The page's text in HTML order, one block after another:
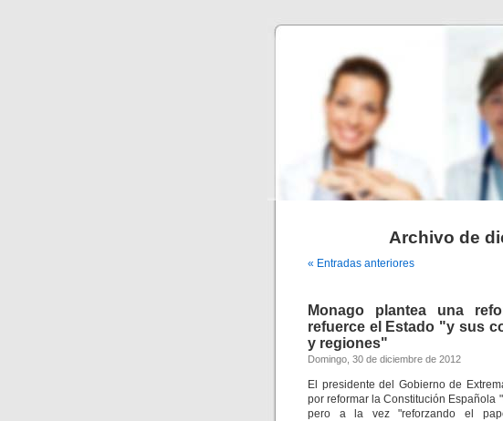
Archivo de
« Entradas anteriores
Monago plantea una
refuerce el Estado "y sus
y regiones"
Domingo, 30 de diciembre de 2012
El presidente del Gobierno de
por reformar la Constitución Española
pero a la vez "reforzando el